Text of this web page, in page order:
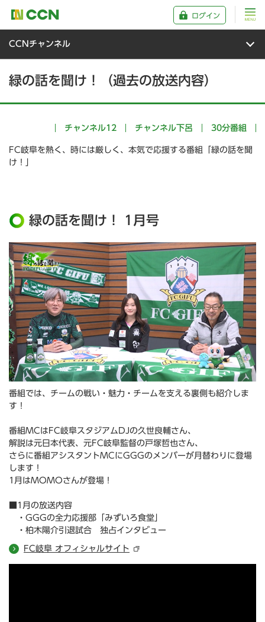
ログイン
CCNチャンネル
緑の話を聞け！（過去の放送内容）
チャンネル12 チャンネル下呂 30分番組
FC岐阜を熱く、時には厳しく、本気で応援する番組「緑の話を聞
け！」
緑の話を聞け！ 1月号
番組では、チームの戦い・魅力・チームを支える裏側も紹介しま
す！
番組MCはFC岐阜スタジアムDJの久世良輔さん、
解説は元日本代表、元FC岐阜監督の戸塚哲也さん、
さらに番組アシスタントMCにGGGのメンバーが月替わりに登場
します！
1月はMOMOさんが登場！
■1月の放送内容
・GGGの全力応援部「みずいろ食堂」
・柏木陽介引退試合 独占インタビュー
FC岐阜 オフィシャルサイト